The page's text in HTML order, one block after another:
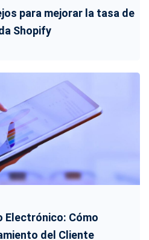
para mejorar la tasa de
Shopify
Electrónico: Cómo
del Cliente